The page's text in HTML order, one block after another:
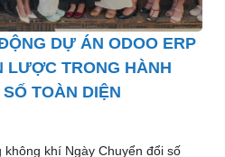
DỰ ÁN ODOO ERP
LƯỢC TRONG HÀNH
TOÀN DIỆN
khí Ngày Chuyển đổi số